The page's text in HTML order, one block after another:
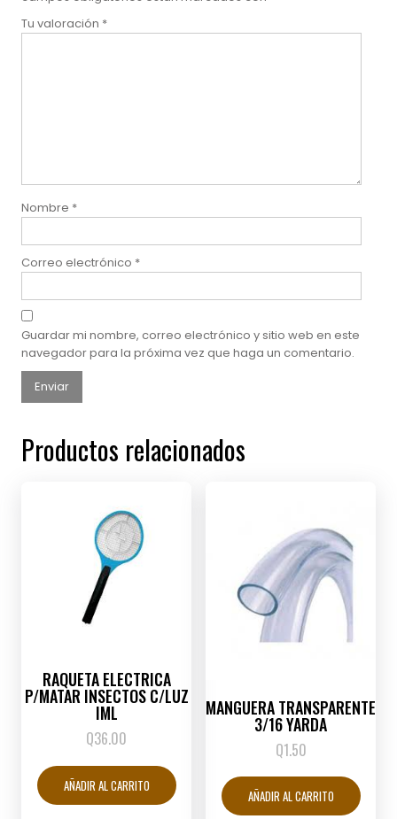
Tu valoración *
Nombre *
Correo electrónico *
Guardar mi nombre, correo electrónico y sitio web en este
navegador para la próxima vez que haga un comentario.
Productos relacionados
RAQUETA ELECTRICA
P/MATAR INSECTOS C/LUZ
IML
Q36.00
AÑADIR AL CARRITO
MANGUERA TRANSPARENTE
3/16 YARDA
Q1.50
AÑADIR AL CARRITO